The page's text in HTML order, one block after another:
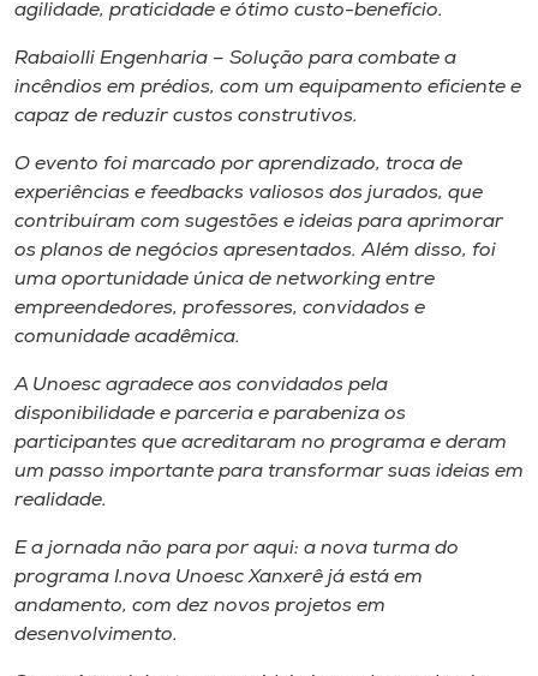
agilidade, praticidade e ótimo custo-benefício.
Rabaiolli Engenharia – Solução para combate a
incêndios em prédios, com um equipamento eficiente e
capaz de reduzir custos construtivos.
O evento foi marcado por aprendizado, troca de
experiências e feedbacks valiosos dos jurados, que
contribuíram com sugestões e ideias para aprimorar
os planos de negócios apresentados. Além disso, foi
uma oportunidade única de networking entre
empreendedores, professores, convidados e
comunidade acadêmica.
A Unoesc agradece aos convidados pela
disponibilidade e parceria e parabeniza os
participantes que acreditaram no programa e deram
um passo importante para transformar suas ideias em
realidade.
E a jornada não para por aqui: a nova turma do
programa I.nova Unoesc Xanxerê já está em
andamento, com dez novos projetos em
desenvolvimento.